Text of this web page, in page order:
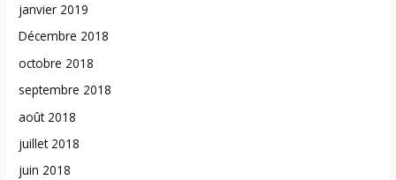
janvier 2019
Décembre 2018
octobre 2018
septembre 2018
août 2018
juillet 2018
juin 2018